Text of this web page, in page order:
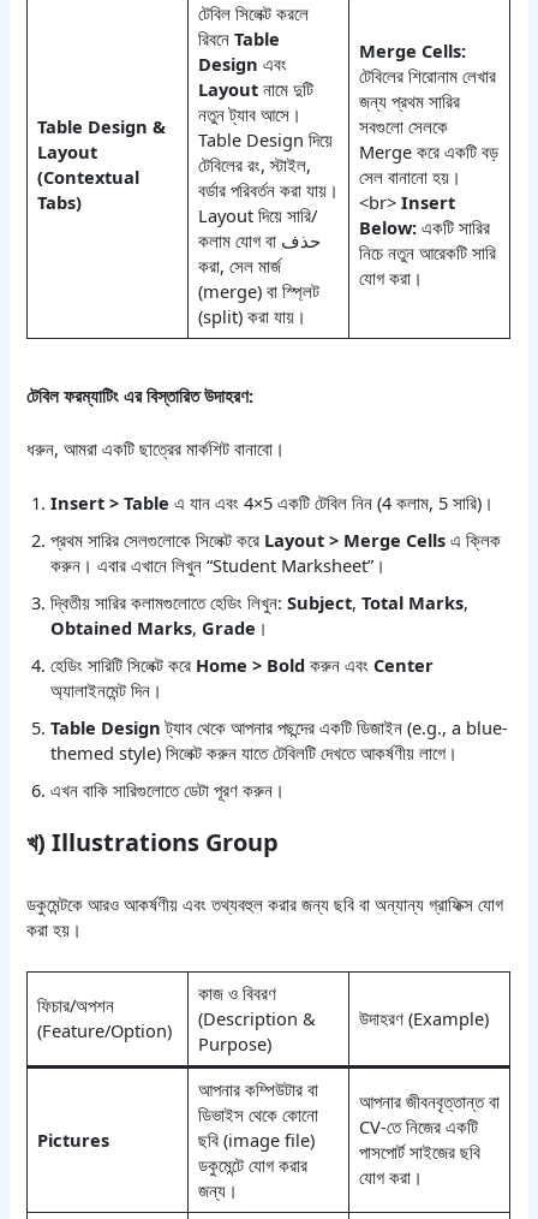
Table Design &
Layout
(Contextual
Tabs)
টেবিল সিলেক্ট করলে
রিবনে Table
Design এবং
Layoutনামে দুটি
নতুন ট্যাব আসে।
Table Design দিয়ে
টেবিলের রং, স্টাইল,
বর্ডার পরিবর্তন করা যায়।
Layout দিয়ে সারি/
কলাম যোগ বা حذف
করা, সেল মার্জ
(merge) বা স্প্লিট
(split) করা যায়।
Merge Cells:
টেবিলের শিরোনাম লেখার
জন্য প্রথম সারির
সবগুলো সেলকে
Merge করে একটি বড়
সেল বানানো হয়।
<br> Insert
Below:একটি সারির
নিচে নতুন আরেকটি সারি
যোগ করা।
টেবিল ফরম্যাটিং এর বিস্তারিত উদাহরণ:
ধরুন, আমরা একটি ছাত্রের মার্কশিট বানাবো।
Insert > Table এ যান এবং 4×5 একটি টেবিল নিন (4 কলাম, 5 সারি)।
প্রথম সারির সেলগুলোকে সিলেক্ট করে Layout > Merge Cells এ ক্লিক
করুন। এবার এখানে লিখুন “Student Marksheet”।
দ্বিতীয় সারির কলামগুলোতে হেডিং লিখুন:Subject,Total Marks,
Obtained Marks,Grade ।
হেডিং সারিটি সিলেক্ট করে Home > Bold করুন এবংCenter
অ্যালাইনমেন্ট দিন।
Table Design ট্যাব থেকে আপনার পছন্দের একটি ডিজাইন (e.g., a blue-
themed style) সিলেক্ট করুন যাতে টেবিলটি দেখতে আকর্ষণীয় লাগে।
এখন বাকি সারিগুলোতে ডেটা পূরণ করুন।
খ) Illustrations Group
ডকুমেন্টকে আরও আকর্ষণীয় এবং তথ্যবহুল করার জন্য ছবি বা অন্যান্য গ্রাফিক্স যোগ
করা হয়।
ফিচার/অপশন
(Feature/Option)
কাজ ও বিবরণ
(Description &
Purpose)
উদাহরণ (Example)
Pictures
আপনার কম্পিউটার বা
ডিভাইস থেকে কোনো
ছবি (image file)
ডকুমেন্টে যোগ করার
জন্য।
আপনার জীবনবৃত্তান্ত বা
CV-তে নিজের একটি
পাসপোর্ট সাইজের ছবি
যোগ করা।